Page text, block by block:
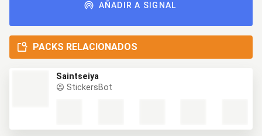
AÑADIR A SIGNAL
PACKS RELACIONADOS
Saintseiya
StickersBot